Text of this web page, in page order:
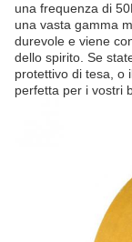
una frequenza di
una vasta gamma
durevole e viene
dello spirito. Se
protettivo di tesa, o
perfetta per i vostri